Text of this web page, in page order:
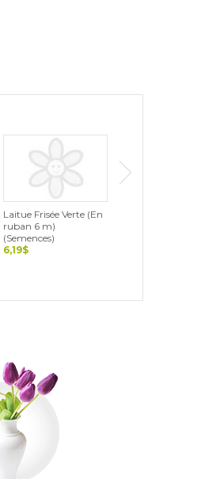
Laitue Frisée Verte (En
ruban 6 m)
(Semences)
6,19$